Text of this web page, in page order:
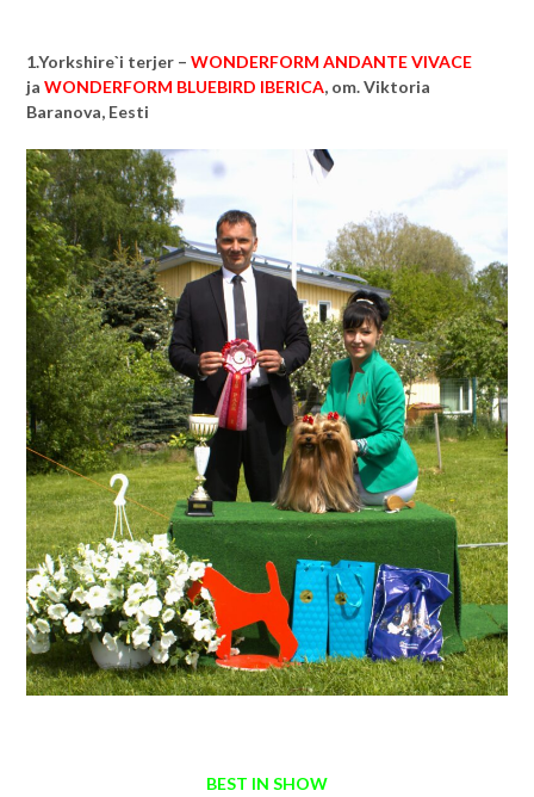
1.Yorkshire`i terjer – WONDERFORM ANDANTE VIVACE
ja WONDERFORM BLUEBIRD IBERICA, om. Viktoria
Baranova, Eesti
BEST IN SHOW